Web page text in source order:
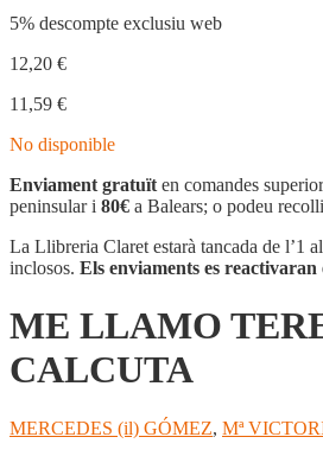
5% descompte exclusiu web
12,20 €
11,59 €
No disponible
Enviament gratuït en comandes
peninsular i 80€ a Balears; o podeu
La Llibreria Claret estarà tancada de l’1
inclosos. Els enviaments es reactivaran
ME LLAMO
CALCUTA
MERCEDES (il) GÓMEZ, Mª